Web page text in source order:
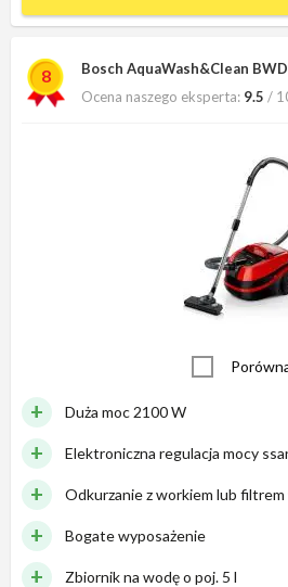
8
Bosch AquaWash&Clean
Ocena naszego eksperta: 9.5 /
Duża moc 2100 W
Elektroniczna regulacja mocy
Odkurzanie z workiem lub
Bogate wyposażenie
Zbiornik na wodę o poj. 5 l